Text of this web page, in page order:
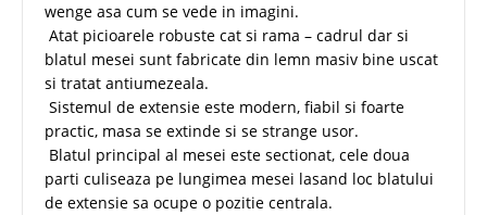
wenge asa cum se vede in imagini.
Atat picioarele robuste cat si rama – cadrul dar si
blatul mesei sunt fabricate din lemn masiv bine uscat
si tratat antiumezeala.
Sistemul de extensie este modern, fiabil si foarte
practic, masa se extinde si se strange usor.
Blatul principal al mesei este sectionat, cele doua
parti culiseaza pe lungimea mesei lasand loc blatului
de extensie sa ocupe o pozitie centrala.